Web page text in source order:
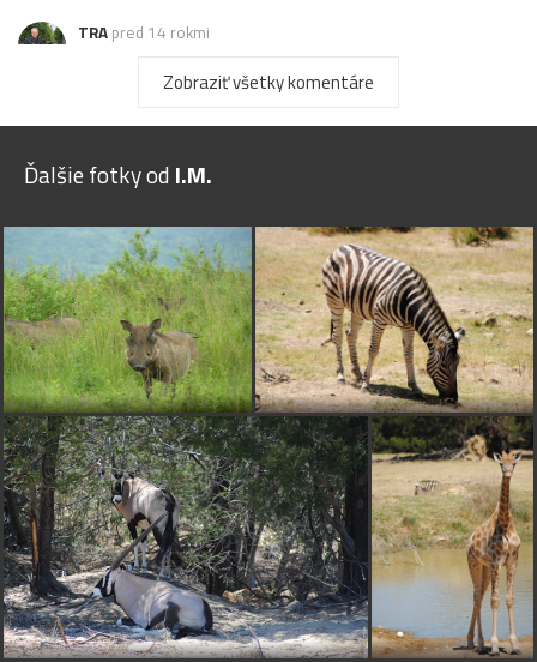
TRA pred 14 rokmi
J +
Zobraziť všetky komentáre
Ďalšie fotky od I.M.